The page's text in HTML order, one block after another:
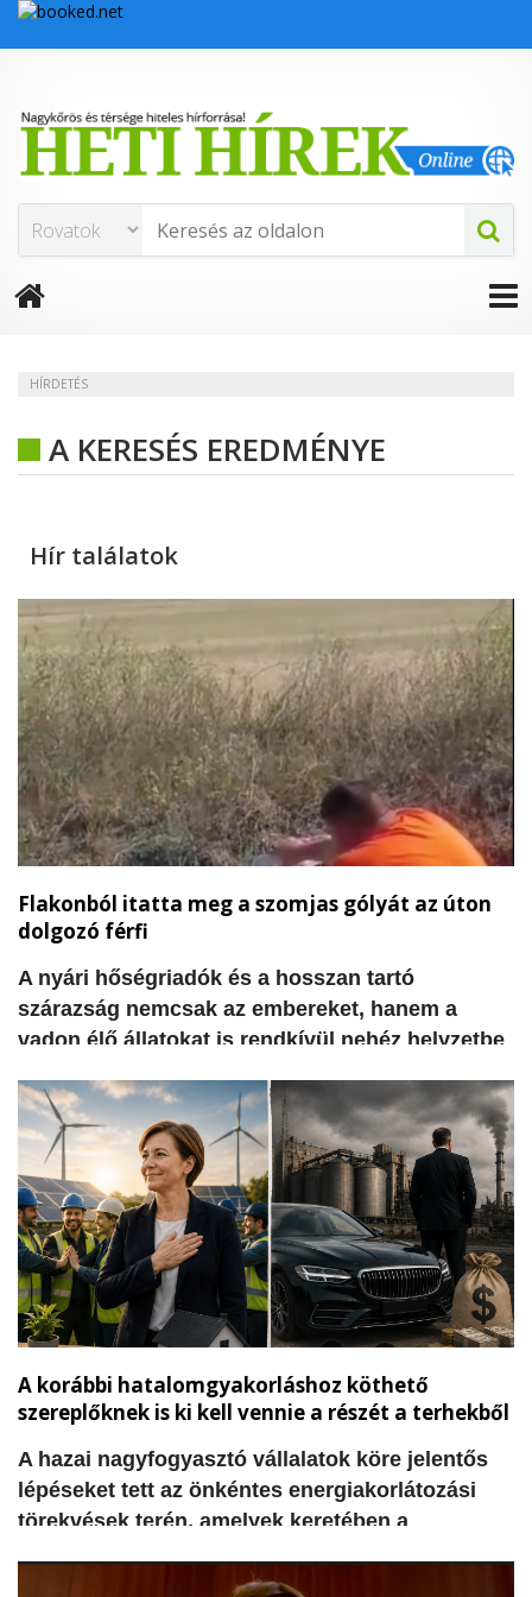
HÍRDETÉS
A KERESÉS EREDMÉNYE
Hír találatok
Flakonból itatta meg a szomjas gólyát az úton
dolgozó férfi
A nyári hőségriadók és a hosszan tartó
szárazság nemcsak az embereket, hanem a
vadon élő állatokat is rendkívül nehéz helyzetbe
kispatakok és csatornák kiszáradásával a
madarak és más élőlények gyakran órákig vagy
napokig sem találnak elegendő ivóvizet. Ebben a
tikkasztó hőségben váltott ki óriási szimpátiát az
a felvétel, amelyen egy narancssárga
munkaruhás útfenntartó férfi mutatott példát
együttérzésből és segítőkészségből.
A korábbi hatalomgyakorláshoz köthető
szereplőknek is ki kell vennie a részét a terhekből
​A hazai nagyfogyasztó vállalatok köre jelentős
lépéseket tett az önkéntes energiakorlátozási
törekvések terén, amelyek keretében a
630 megawattos teljesítménycsökkentést